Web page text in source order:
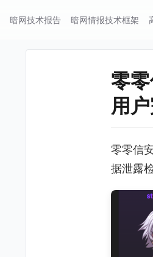
暗网技术报告 暗网情报技术框架
零
用
零零信
据泄露